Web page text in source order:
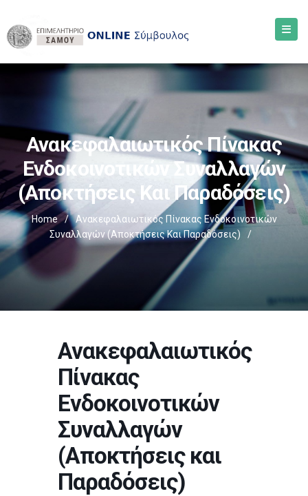
Ανακεφαλαιωτικός Πίνακας
Ενδοκοινοτικών Συναλλαγών
(Αποκτήσεις Και Παραδόσεις)
Home /
Ανακεφαλαιωτικός Πίνακας Ενδοκοινοτικών
Συναλλαγών (Αποκτήσεις Και Παραδόσεις)
/
Ανακεφαλαιωτικός
Πίνακας
Ενδοκοινοτικών
Συναλλαγών
(Αποκτήσεις και
Παραδόσεις)